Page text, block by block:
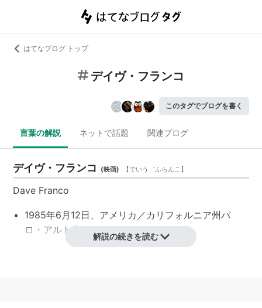
はてなブログ トップ
デイヴ・フランコ
このタグでブログを書く
言葉の解説 ネットで話題 関連ブログ
デイヴ・フランコ (映画) 【でいう゛ふらんこ 】
Dave Franco
1985年6月12日、アメリカ／カリフォルニア州パ
ロ・アルト生まれ
生名：David John Franco
解説の続きを読む